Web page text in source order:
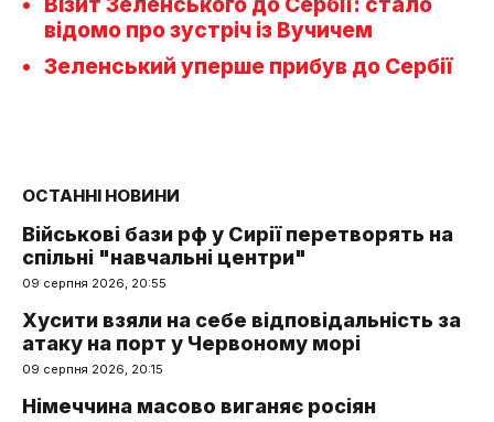
відомо про зустріч із Вучичем
Зеленський уперше прибув до Сербії
ОСТАННІ НОВИНИ
Військові бази рф у Сирії перетворять на
спільні "навчальні центри"
09 серпня 2026, 20:55
Хусити взяли на себе відповідальність за
атаку на порт у Червоному морі
09 серпня 2026, 20:15
Німеччина масово виганяє росіян